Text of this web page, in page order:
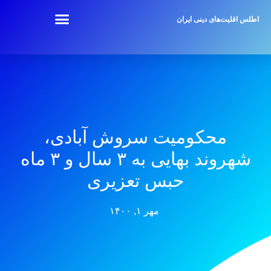
اطلس اقلیت‌های دینی ایران
محکومیت سروش آبادی،
شهروند بهایی به ۳ سال و ۳ ماه
حبس تعزیری
مهر ۱, ۱۴۰۰